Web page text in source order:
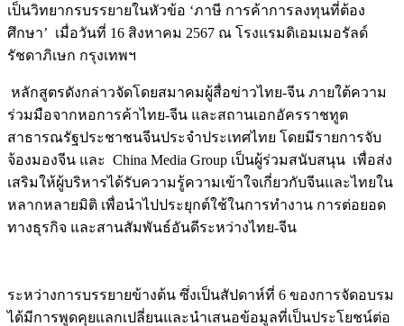
เป็นวิทยากรบรรยายในหัวข้อ ‘ภาษี การค้าการลงทุนที่ต้อง
ศึกษา’ เมื่อวันที่ 16 สิงหาคม 2567 ณ โรงแรมดิเอมเมอรัลด์
รัชดาภิเษก กรุงเทพฯ
หลักสูตรดังกล่าวจัดโดยสมาคมผู้สื่อข่าวไทย-จีน ภายใต้ความ
ร่วมมือจากหอการค้าไทย-จีน และสถานเอกอัครราชทูต
สาธารณรัฐประชาชนจีนประจำประเทศไทย โดยมีรายการจับ
จ้องมองจีน และ China Media Group เป็นผู้ร่วมสนับสนุน เพื่อส่ง
เสริมให้ผู้บริหารได้รับความรู้ความเข้าใจเกี่ยวกับจีนและไทยใน
หลากหลายมิติ เพื่อนำไปประยุกต์ใช้ในการทำงาน การต่อยอด
ทางธุรกิจ และสานสัมพันธ์อันดีระหว่างไทย-จีน
ระหว่างการบรรยายข้างต้น ซึ่งเป็นสัปดาห์ที่ 6 ของการจัดอบรม
ได้มีการพูดคุยแลกเปลี่ยนและนำเสนอข้อมูลที่เป็นประโยชน์ต่อ